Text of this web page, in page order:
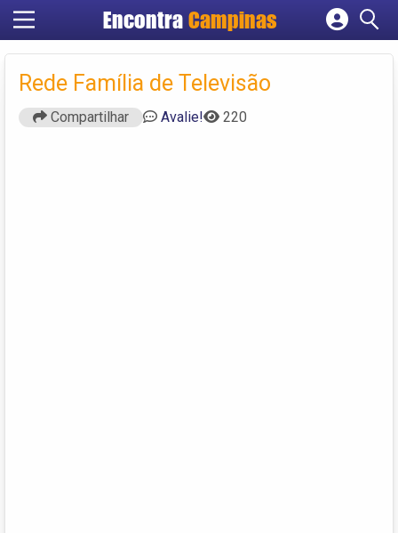
Encontra Campinas
Cadastrar empresa
Criar conta
Rede Família de Televisão
Compartilhar Avalie! 220